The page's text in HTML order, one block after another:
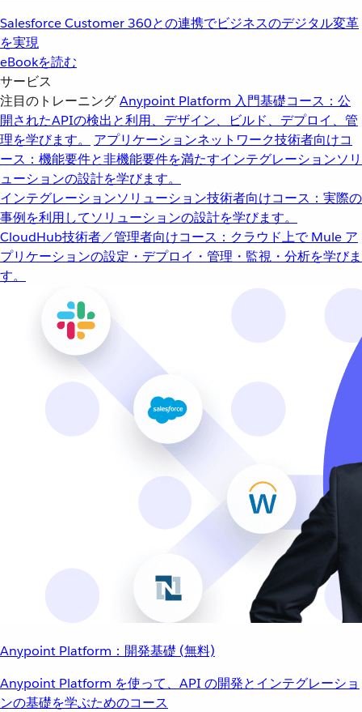
Salesforce Customer 360との連携でビジネスのデジタル変革
を実現
eBookを読む
サービス
注目のトレーニングAnypoint Platform 入門基礎コース：公
開されたAPIの検出と利用、デザイン、ビルド、デプロイ、管
理を学びます。
アプリケーションネットワーク技術者向けコ
ース：機能要件と非機能要件を満たすインテグレーションソリ
ューションの設計を学びます。
インテグレーションソリューション技術者向けコース：実際の
事例を利用してソリューションの設計を学びます。
CloudHub技術者／管理者向けコース：クラウド上で Mule ア
プリケーションの設定・デプロイ・管理・監視・分析を学びま
す。
Anypoint Platform：開発基礎 (無料)
Anypoint Platform を使って、API の開発とインテグレーショ
ンの基礎を学ぶためのコース